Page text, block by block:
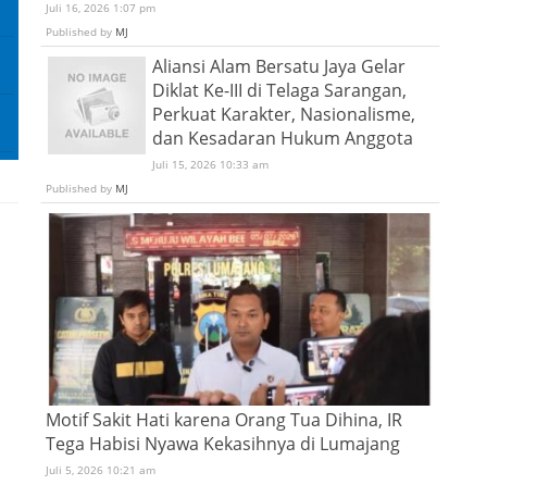
Juli 16, 2026 1:07 pm
Published by MJ
Aliansi Alam Bersatu Jaya Gelar
Diklat Ke-III di Telaga Sarangan,
Perkuat Karakter, Nasionalisme,
dan Kesadaran Hukum Anggota
Juli 15, 2026 10:33 am
Published by MJ
Motif Sakit Hati karena Orang Tua Dihina, IR
Tega Habisi Nyawa Kekasihnya di Lumajang
Juli 5, 2026 10:21 am